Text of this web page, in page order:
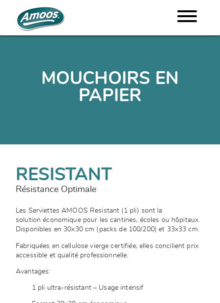
MOUCHOIRS EN
PAPIER
RESISTANT
Résistance Optimale
Les Serviettes AMOOS Resistant (1 pli) sont la
solution économique pour les cantines, écoles ou hôpitaux.
Disponibles en 30x30 cm (packs de 100/200) et 33x33 cm.
Fabriquées en cellulose vierge certifiée, elles concilient prix
accessible et qualité professionnelle.
Avantages:
1 pli ultra-résistant – Usage intensif